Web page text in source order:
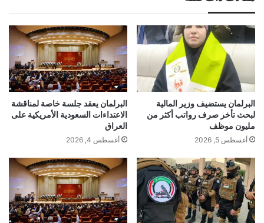
البرلمان يستضيف وزير المالية
لبحث تأخر صرف رواتب أكثر من
مليون موظف
أغسطس 5, 2026
البرلمان يعقد جلسة خاصة لمناقشة
الاعتداءات السعودية الأمريكية على
العراق
أغسطس 4, 2026